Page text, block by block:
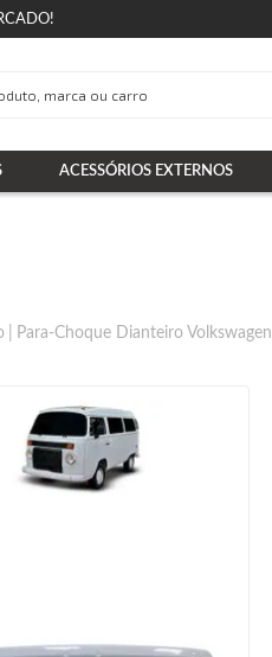
ACESSÓRIOS EXTERNOS
Para-Choque Dianteiro Volkswagen